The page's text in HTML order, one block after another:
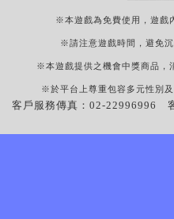
※本遊戲為免費使用，遊戲
※請注意遊戲時間，避免
※本遊戲提供之機會中獎商品，
※於平台上尊重包容多元性別
客戶服務傳真：02-22996996